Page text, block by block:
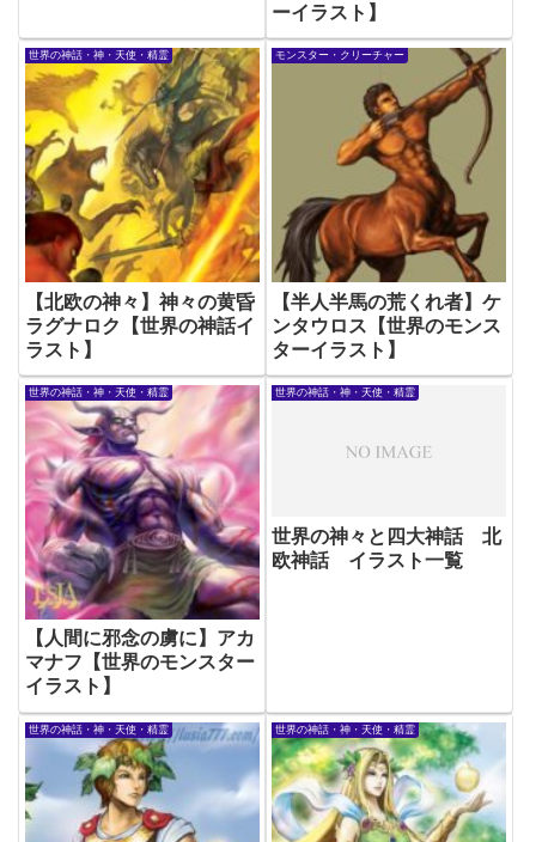
ーイラスト】
世界の神話・神・天使・精霊
【北欧の神々】神々の黄昏
ラグナロク【世界の神話イ
ラスト】
モンスター・クリーチャー
【半人半馬の荒くれ者】ケ
ンタウロス【世界のモンス
ターイラスト】
世界の神話・神・天使・精霊
【人間に邪念の虜に】アカ
マナフ【世界のモンスター
イラスト】
世界の神話・神・天使・精霊
世界の神々と四大神話 北
欧神話 イラスト一覧
世界の神話・神・天使・精霊 世界の神話・神・天使・精霊